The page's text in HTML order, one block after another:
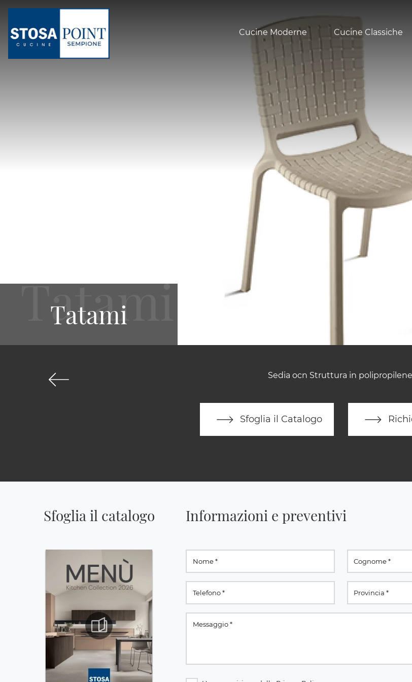
Cucine Moderne Cucine Classiche
Sedia ocn Struttura in
Sfoglia il Catalogo
Tatami
Sfoglia il catalogo Informazioni e preventivi